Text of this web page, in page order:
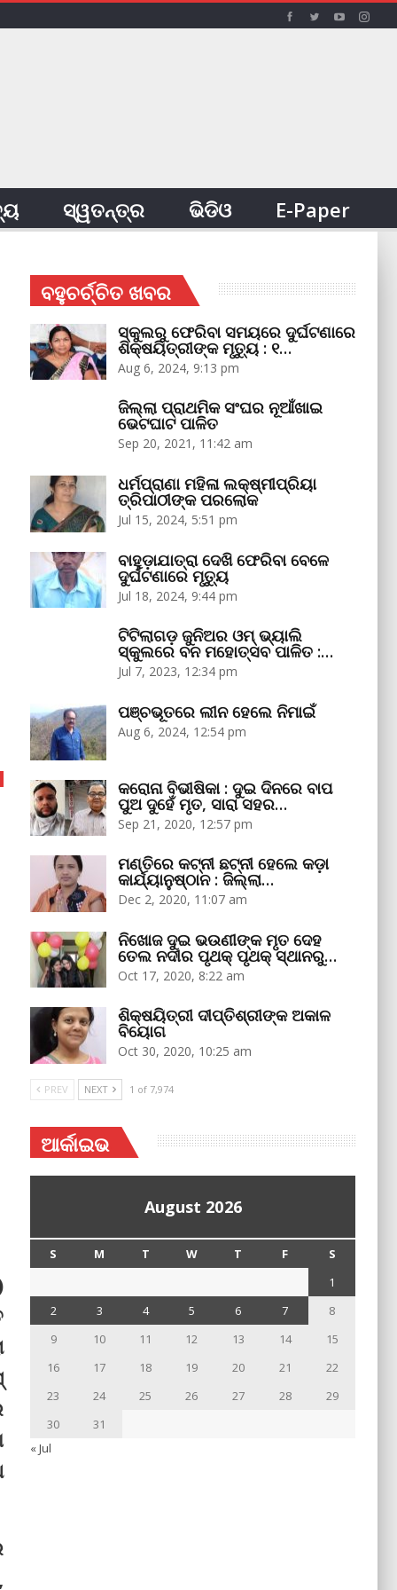
ସ୍ୱତନ୍ତ୍ର ଭିଡିଓ E-Paper
ବହୁଚର୍ଚ୍ଚିତ ଖବର
ସ୍କୁଲରୁ ଫେରିବା ସମୟରେ ଦୁର୍ଘଟଣାରେ
ଶିକ୍ଷୟିତ୍ରୀଙ୍କ ମୃତ୍ୟୁ : ୧…
Aug 6, 2024, 9:13 pm
ଜିଲ୍ଲା ପ୍ରାଥମିକ ସଂଘର ନୂଆଁଖାଇ
ଭେଟଘାଟ ପାଳିତ
Sep 20, 2021, 11:42 am
ଧର୍ମପ୍ରାଣା ମହିଳା ଲକ୍ଷ୍ମୀପ୍ରିୟା
ତ୍ରିପାଠୀଙ୍କ ପରଲୋକ
Jul 15, 2024, 5:51 pm
ବାହୁଡ଼ାଯାତ୍ରା ଦେଖି ଫେରିବା ବେଳେ
ଦୁର୍ଘଟଣାରେ ମୃତ୍ୟୁ
Jul 18, 2024, 9:44 pm
ଟିଟିଲାଗଡ଼ ଜୁନିଅର ଓମ୍‌ ଭ୍ୟାଲି
ସ୍କୁଲରେ ବନ ମହୋତ୍ସବ ପାଳିତ :…
Jul 7, 2023, 12:34 pm
ପଞ୍ଚଭୂତରେ ଲୀନ ହେଲେ ନିମାଇଁ
Aug 6, 2024, 12:54 pm
କରୋନା ବିଭୀଷିକା : ଦୁଇ ଦିନରେ ବାପ
ପୁଅ ଦୁହେଁ ମୃତ, ସାରା ସହର…
Sep 21, 2020, 12:57 pm
ମଣ୍ତିରେ କଟ୍‌ନୀ ଛଟ୍‌ନୀ ହେଲେ କଡ଼ା
କାର୍ଯ୍ୟାନୁଷ୍ଠାନ : ଜିଲ୍ଲା…
Dec 2, 2020, 11:07 am
ନିଖୋଜ ଦୁଇ ଭଉଣୀଙ୍କ ମୃତ ଦେହ
ତେଲ ନଦୀର ପୃଥକ୍‌ ପୃଥକ୍‌ ସ୍ଥାନରୁ…
Oct 17, 2020, 8:22 am
ଶିକ୍ଷୟିତ୍ରୀ ଦୀପ୍ତିଶ୍ରୀଙ୍କ ଅକାଳ
ବିୟୋଗ
Oct 30, 2020, 10:25 am
PREV NEXT 1 of 7,974
ଆର୍କାଇଭ
August 2026
S M T W T F
S
1
2
3 4 5 6 7
8
9
10 11 12 13 14
15
16
17 18 19 20 21
22
23
24 25 26 27 28
29
30
31
« Jul